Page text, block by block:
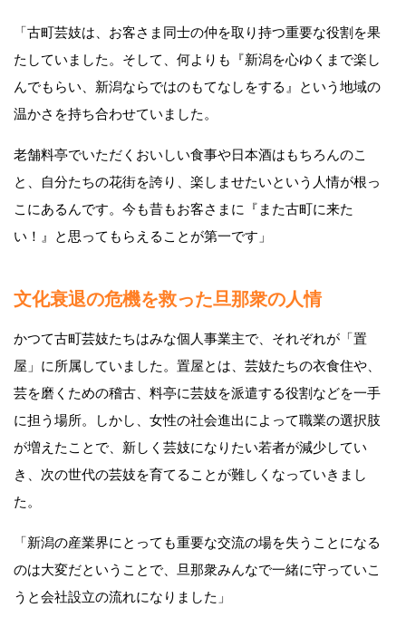
「古町芸妓は、お客さま同士の仲を取り持つ重要な役割を果
たしていました。そして、何よりも『新潟を心ゆくまで楽し
んでもらい、新潟ならではのもてなしをする』という地域の
温かさを持ち合わせていました。
老舗料亭でいただくおいしい食事や日本酒はもちろんのこ
と、自分たちの花街を誇り、楽しませたいという人情が根っ
こにあるんです。今も昔もお客さまに『また古町に来た
い！』と思ってもらえることが第一です」
文化衰退の危機を救った旦那衆の人情
かつて古町芸妓たちはみな個人事業主で、それぞれが「置
屋」に所属していました。置屋とは、芸妓たちの衣食住や、
芸を磨くための稽古、料亭に芸妓を派遣する役割などを一手
に担う場所。しかし、女性の社会進出によって職業の選択肢
が増えたことで、新しく芸妓になりたい若者が減少してい
き、次の世代の芸妓を育てることが難しくなっていきまし
た。
「新潟の産業界にとっても重要な交流の場を失うことになる
のは大変だということで、旦那衆みんなで一緒に守っていこ
うと会社設立の流れになりました」